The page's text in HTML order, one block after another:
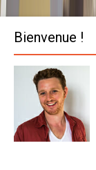
Bienvenue !